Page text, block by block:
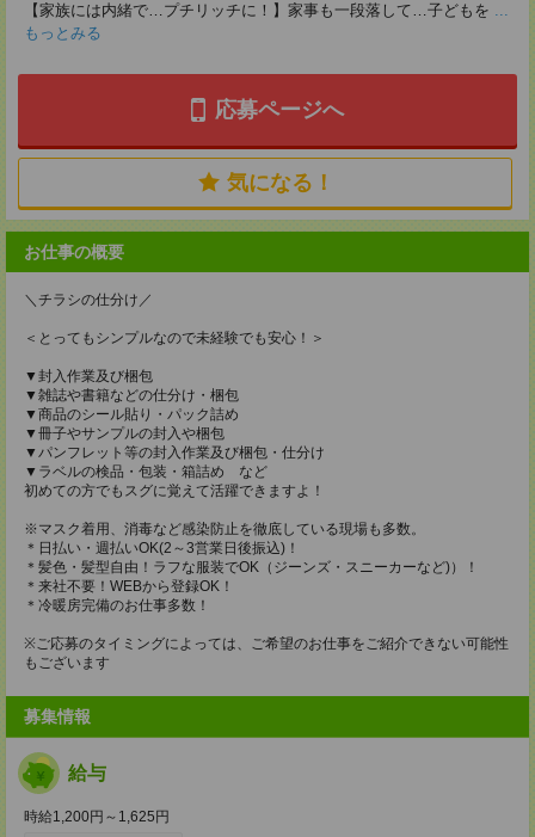
【家族には内緒で…プチリッチに！】家事も一段落して…子どもを ...
もっとみる
応募ページへ
気になる！
お仕事の概要
＼チラシの仕分け／
＜とってもシンプルなので未経験でも安心！＞
▼封入作業及び梱包
▼雑誌や書籍などの仕分け・梱包
▼商品のシール貼り・パック詰め
▼冊子やサンプルの封入や梱包
▼パンフレット等の封入作業及び梱包・仕分け
▼ラベルの検品・包装・箱詰め など
初めての方でもスグに覚えて活躍できますよ！
※マスク着用、消毒など感染防止を徹底している現場も多数。
＊日払い・週払いOK(2～3営業日後振込)！
＊髪色・髪型自由！ラフな服装でOK（ジーンズ・スニーカーなど)）！
＊来社不要！WEBから登録OK！
＊冷暖房完備のお仕事多数！
※ご応募のタイミングによっては、ご希望のお仕事をご紹介できない可能性
もございます
募集情報
給与
時給1,200円～1,625円